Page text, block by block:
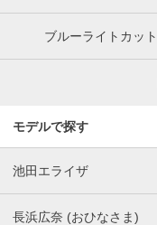
ブルーライトカット
モデルで探す
池田エライザ
長浜広奈 (おひなさま)